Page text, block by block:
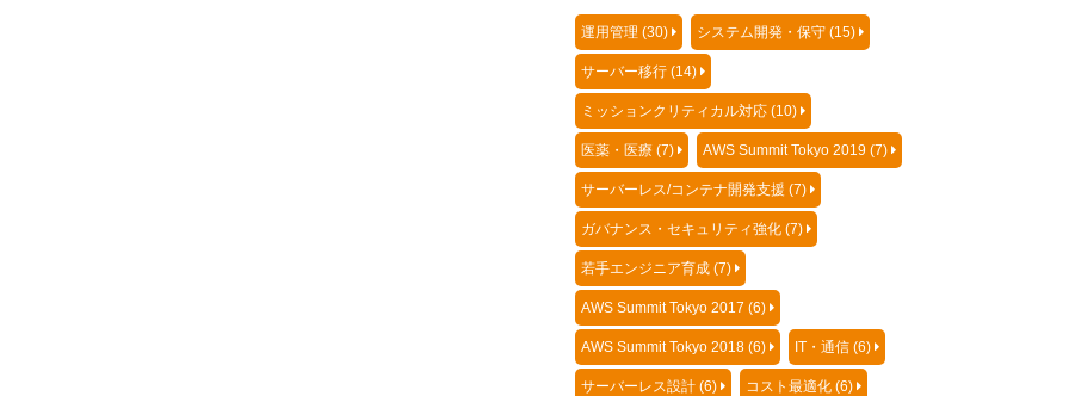
運用管理 (30) システム開発・保守 (15)
サーバー移行 (14)
ミッションクリティカル対応 (10)
医薬・医療 (7) AWS Summit Tokyo 2019 (7)
サーバーレス/コンテナ開発支援 (7)
ガバナンス・セキュリティ強化 (7)
若手エンジニア育成 (7)
AWS Summit Tokyo 2017 (6)
AWS Summit Tokyo 2018 (6) IT・通信 (6)
サーバーレス設計 (6) コスト最適化 (6)